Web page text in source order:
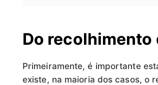
Do recolhimento
Primeiramente, é importante
existe, na maioria dos casos, o